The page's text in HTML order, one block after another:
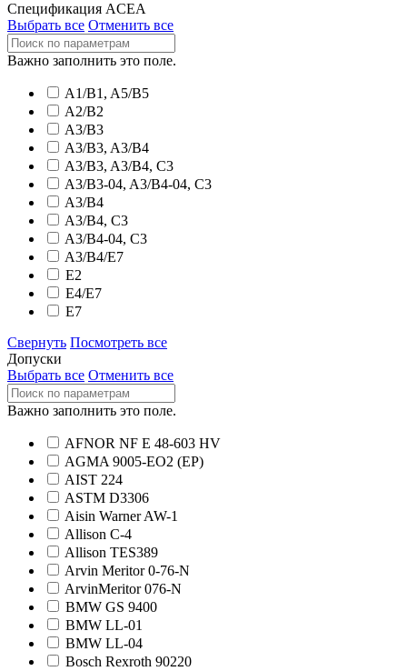
Спецификация ACEA
Выбрать все Отменить все
Важно заполнить это поле.
A1/B1, A5/B5
A2/B2
A3/B3
A3/B3, A3/B4
A3/B3, A3/B4, C3
A3/B3-04, A3/B4-04, C3
A3/B4
A3/B4, C3
A3/B4-04, C3
A3/B4/E7
E2
E4/E7
E7
Свернуть Посмотреть все
Допуски
Выбрать все Отменить все
Важно заполнить это поле.
AFNOR NF E 48-603 HV
AGMA 9005-EO2 (EP)
AIST 224
ASTM D3306
Aisin Warner AW-1
Allison C-4
Allison TES389
Arvin Meritor 0-76-N
ArvinMeritor 076-N
BMW GS 9400
BMW LL-01
BMW LL-04
Bosch Rexroth 90220